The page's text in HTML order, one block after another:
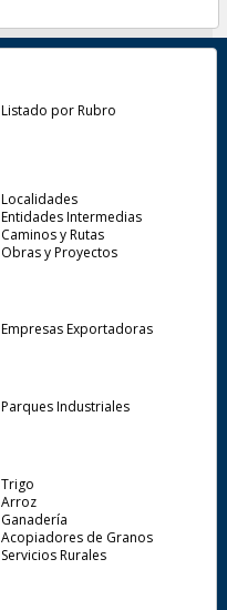
Listado por Rubro
Localidades
Entidades Intermedias
Caminos y Rutas
Obras y Proyectos
Empresas Exportadoras
Parques Industriales
Trigo
Arroz
Ganadería
Acopiadores de Granos
Servicios Rurales